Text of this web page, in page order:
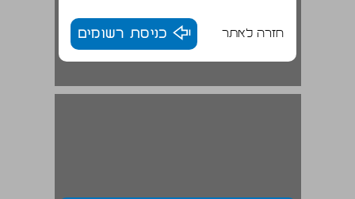
חזרה לאתר כניסת רשומים